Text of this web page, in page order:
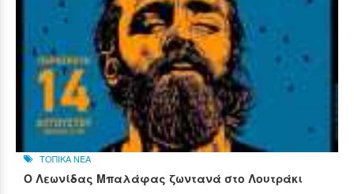
ΤΟΠΙΚΑ ΝΕΑ
Ο Λεωνίδας Μπαλάφας ζωντανά στο Λουτράκι